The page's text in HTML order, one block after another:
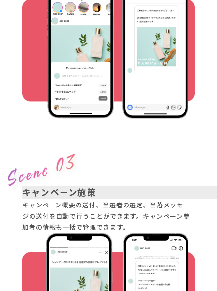
キャンペーン施策
キャンペーン概要の送付、当選者の選定、当落メッセー
ジの送付を自動で行うことができます。キャンペーン参
加者の情報も一括で管理できます。